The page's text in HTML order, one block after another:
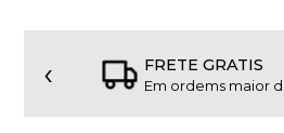
FRETE GRATIS
Em ordems maior
‹